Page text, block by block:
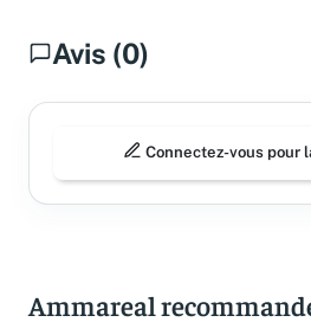
Avis (0)
Connectez-vous pour
Ammareal